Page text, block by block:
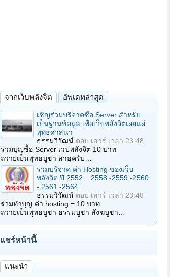
จากเว็บพลังจิต อัพเดทล่าสุด
เชิญร่วมบริจาคซื้อ Server สำหรับ
เป็นฐานข้อมูล เพื่อเว็บพลังจิตเผยแผ่
พุทธศาสนา
ธรรมวิวัฒน์ ตอบ เสาร์ เวลา 23:48
ร่วมบุญซื้อ Server เวปพลังจิต 10 บาท
ถวายเป็นพุทธบูชา สาธุครับ…
ร่วมบริจาค ค่า Hosting ของเว็บ
พลังจิต ปี 2552 ...2558 -2559 -2560
- 2561 -2564
ธรรมวิวัฒน์ ตอบ เสาร์ เวลา 23:48
ร่วมทำบุญ ค่า hosting = 10 บาท
ถวายเป็นพุทธบูชา ธรรมบูชา สังฆบูชา…
แชร์หน้านี้
แนะนำ